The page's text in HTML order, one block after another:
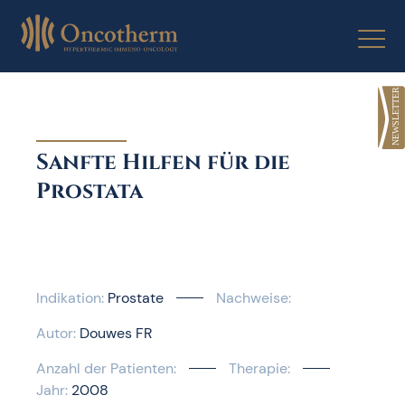
Sanfte Hilfen für die
Prostata
Indikation: Prostate
Nachweise:
Autor: Douwes FR
Anzahl der Patienten:
Therapie:
Jahr: 2008